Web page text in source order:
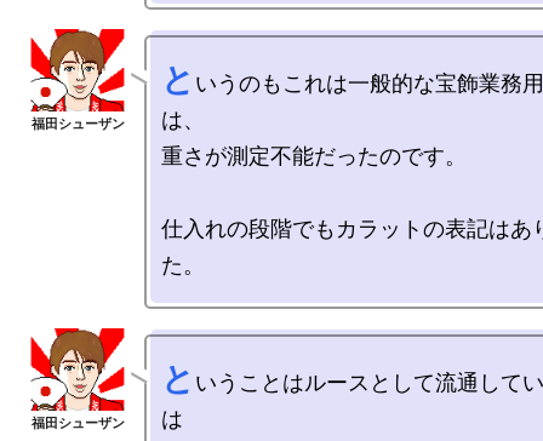
と いうのもこれは一般的な宝飾業務
は、
重さが測定不能だったのです。
仕入れの段階でもカラットの表記はあ
と いうことはルースとして流通して
は